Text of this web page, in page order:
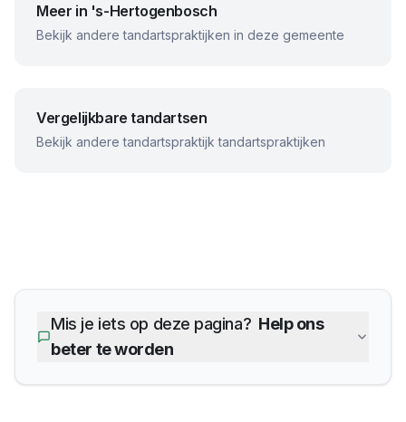
Meer in 's-Hertogenbosch
Bekijk andere tandartspraktijken in deze gemeente
Vergelijkbare tandartsen
Bekijk anderetandartspraktijk tandartspraktijken
Mis je iets op deze pagina? Help ons
beter te worden